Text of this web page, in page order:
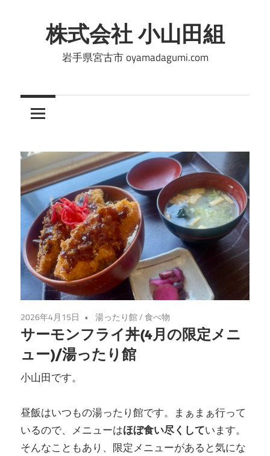
へ
ッ
プ
株式会社 小山田組
岩手県宮古市 oyamadagumi.com
2026年4月15日 湯ったり館/食べ物
サーモンフライ丼(4月の限定メニ
ュー)/湯ったり館
小山田です。
昼飯はいつもの湯ったり館です。まぁまぁ行って
いるので、メニューはほぼ食い尽くしています。
そんなこともあり、限定メニューがあると気にな